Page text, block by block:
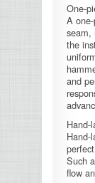
One-
A
seam,
the
and
Hand-
Hand-
Such
flow